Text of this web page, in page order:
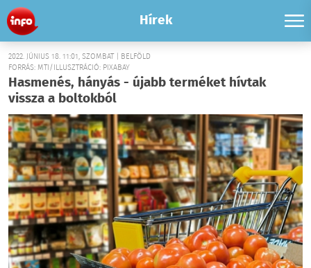
Hírek
2022. JÚNIUS 18. 11:01, SZOMBAT | BELFÖLD
FORRÁS: MTI/ILLUSZTRÁCIÓ: PIXABAY
Hasmenés, hányás - újabb terméket hívtak
vissza a boltokból